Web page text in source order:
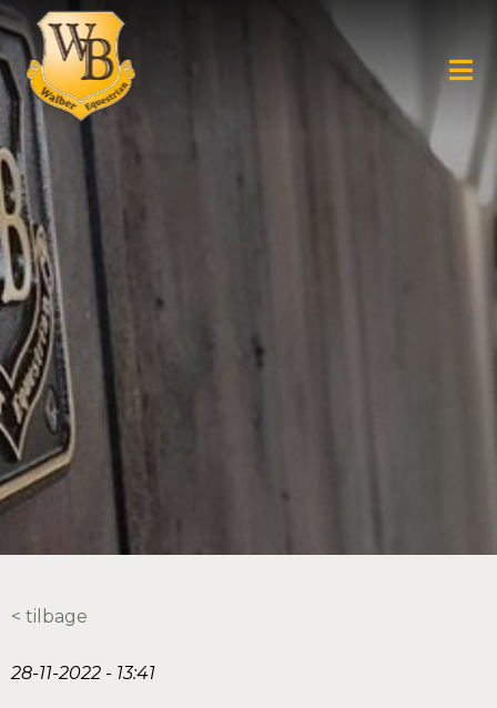
< tilbage
28-11-2022 - 13:41